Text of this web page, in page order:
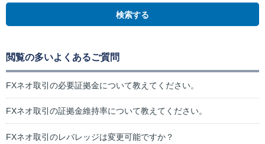
検索する
閲覧の多いよくあるご質問
FXネオ取引の必要証拠金について教えてください。
FXネオ取引の証拠金維持率について教えてください。
FXネオ取引のレバレッジは変更可能ですか？